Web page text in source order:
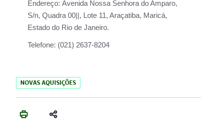
Endereço: Avenida Nossa Senhora do Amparo,
S/n, Quadra 00||, Lote 11, Araçatiba, Maricá,
Estado do Rio de Janeiro.
Telefone: (021) 2637-8204
NOVAS AQUISIÇÕES